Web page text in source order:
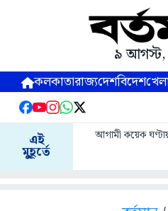
৯
কলকাতারাজ্যদেশবিদেশখেলা
এই
মুহূর্তে
আগামী কয়েক